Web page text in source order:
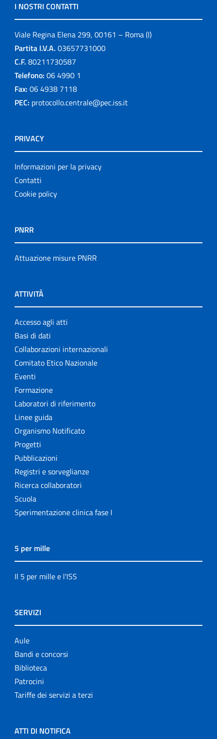
I NOSTRI CONTATTI
Viale Regina Elena 299, 00161 – Roma (I)
Partita I.V.A. 03657731000
C.F. 80211730587
Telefono: 06 4990 1
Fax: 06 4938 7118
PEC: protocollo.centrale@pec.iss.it
PRIVACY
Informazioni per la privacy
Contatti
Cookie policy
PNRR
Attuazione misure PNRR
ATTIVITÀ
Accesso agli atti
Basi di dati
Collaborazioni internazionali
Comitato Etico Nazionale
Eventi
Formazione
Laboratori di riferimento
Linee guida
Organismo Notificato
Progetti
Pubblicazioni
Registri e sorveglianze
Ricerca collaboratori
Scuola
Sperimentazione clinica fase I
5 per mille
Il 5 per mille e l'ISS
SERVIZI
Aule
Bandi e concorsi
Biblioteca
Patrocini
Tariffe dei servizi a terzi
ATTI DI NOTIFICA